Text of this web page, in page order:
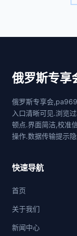
俄罗斯专享
俄罗斯专享会
入口清晰可见.浏览
顿点.界面简洁,校准
操作.数据传输提示
快速导航
首页
关于我们
新闻中心